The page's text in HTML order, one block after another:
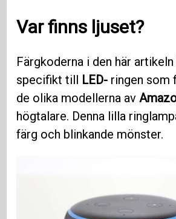
Var finns ljuset?
Färgkoderna i den här artikeln
specifikt till LED- ringen som
de olika modellerna av
högtalare. Denna lilla
färg och blinkande mönster.